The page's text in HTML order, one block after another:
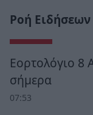
Ροή Ειδήσεων
Εορτολόγιο 8
σήμερα
07:53